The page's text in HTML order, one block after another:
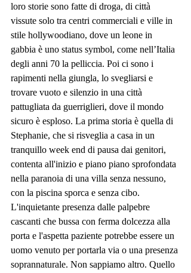
loro storie sono fatte di droga, di città
vissute solo tra centri commerciali e ville in
stile hollywoodiano, dove un leone in
gabbia è uno status symbol, come nell’Italia
degli anni 70 la pelliccia. Poi ci sono i
rapimenti nella giungla, lo svegliarsi e
trovare vuoto e silenzio in una città
pattugliata da guerriglieri, dove il mondo
sicuro è esploso. La prima storia è quella di
Stephanie, che si risveglia a casa in un
tranquillo week end di pausa dai genitori,
contenta all'inizio e piano piano sprofondata
nella paranoia di una villa senza nessuno,
con la piscina sporca e senza cibo.
L'inquietante presenza dalle palpebre
cascanti che bussa con ferma dolcezza alla
porta e l'aspetta paziente potrebbe essere un
uomo venuto per portarla via o una presenza
soprannaturale. Non sappiamo altro. Quello